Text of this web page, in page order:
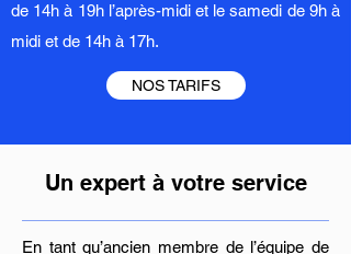
de 14h à 19h l’après-midi et le samedi de 9h à
midi et de 14h à 17h.
NOS TARIFS
Un expert à votre service
En tant qu’ancien membre de l’équipe de